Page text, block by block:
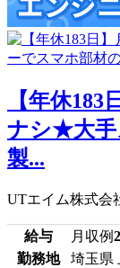
【年休
ナシ★大手
製...
UTエイム株式会
給与 月収例
勤務地
埼玉県